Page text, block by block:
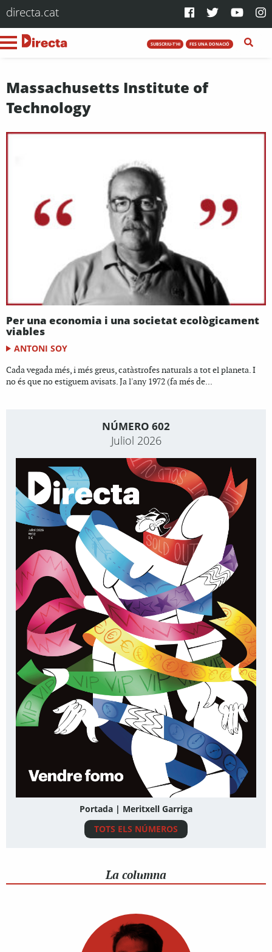
directa.cat
SUBSCRIU-T'HI FES UNA DONACIÓ
Massachusetts Institute of
Technology
Per una economia i una societat ecològicament
viables
ANTONI SOY
Cada vegada més, i més greus, catàstrofes naturals a tot el planeta. I
no és que no estiguem avisats. Ja l'any 1972 (fa més de...
NÚMERO 602
Juliol 2026
Portada | Meritxell Garriga
TOTS ELS NÚMEROS
La columna